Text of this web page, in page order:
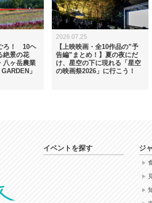
ろ！ 10ヘ
絶景の花
八ヶ岳農業
」
2026.07.25
【上映映画・全10作品の”予
告編”まとめ！】夏の夜にだ
け、星空の下に現れる「星空
の映画祭2026」に行こう！
イベントを探す ジ